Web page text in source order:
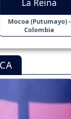
Mocoa (Putumayo) -
Colombia